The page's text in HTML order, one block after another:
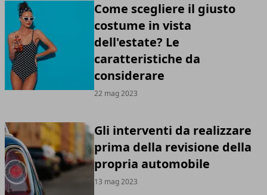
Come scegliere il giusto
costume in vista
dell'estate? Le
caratteristiche da
considerare
22 mag 2023
Gli interventi da realizzare
prima della revisione della
propria automobile
13 mag 2023